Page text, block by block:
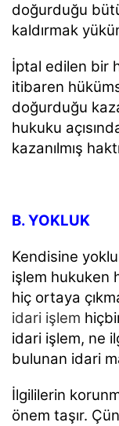
doğurduğu
kaldırmak
İptal edilen bir
itibaren
doğurduğu
hukuku
kazanılmış
B. YOKLUK
Kendisine
işlem hukuken
hiç ortaya
idari işlem
idari işlem, ne
bulunan idari
İlgililerin
önem taşır.